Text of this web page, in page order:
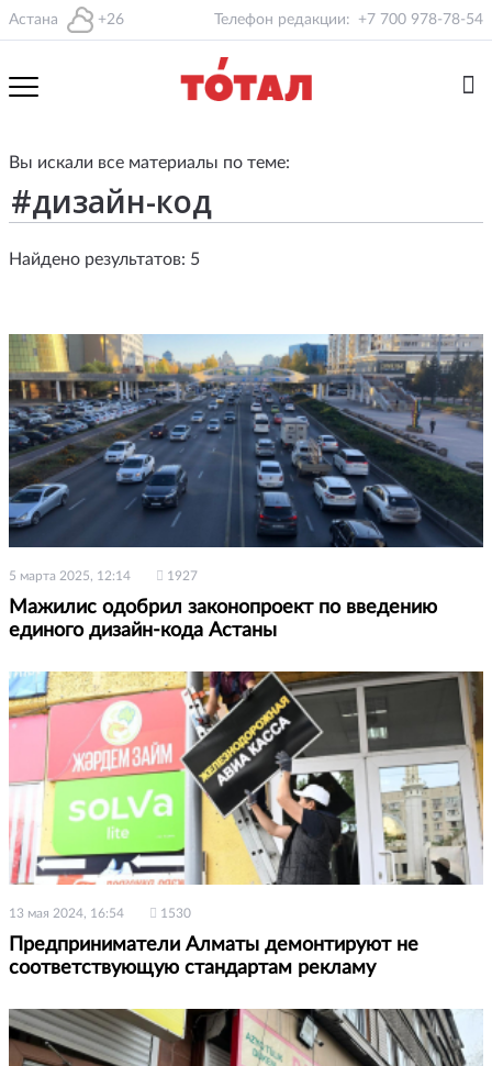
Астана +26 Телефон редакции: +7 700 978-78-54
Вы искали все материалы по теме:
Найдено результатов: 5
5 марта 2025, 12:14 1927
Мажилис одобрил законопроект по введению
единого дизайн-кода Астаны
13 мая 2024, 16:54 1530
Предприниматели Алматы демонтируют не
соответствующую стандартам рекламу